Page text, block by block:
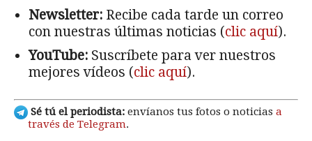
Newsletter: Recibe cada tarde un correo
con nuestras últimas noticias (clic aquí).
YouTube: Suscríbete para ver nuestros
mejores vídeos (clic aquí).
Sé tú el periodista: envíanos tus fotos o noticias a
través de Telegram.